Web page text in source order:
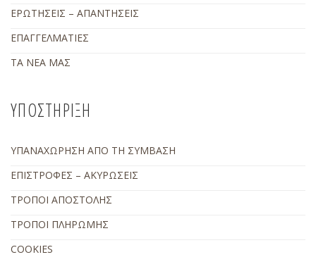
ΕΡΩΤΗΣΕΙΣ – ΑΠΑΝΤΗΣΕΙΣ
ΕΠΑΓΓΕΛΜΑΤΙΕΣ
ΤΑ ΝΕΑ ΜΑΣ
ΥΠΟΣΤΗΡΙΞΗ
ΥΠΑΝΑΧΩΡΗΣΗ ΑΠΟ ΤΗ ΣΥΜΒΑΣΗ
ΕΠΙΣΤΡΟΦΕΣ – ΑΚΥΡΩΣΕΙΣ
ΤΡΟΠΟΙ ΑΠΟΣΤΟΛΗΣ
ΤΡΟΠΟΙ ΠΛΗΡΩΜΗΣ
COOKIES